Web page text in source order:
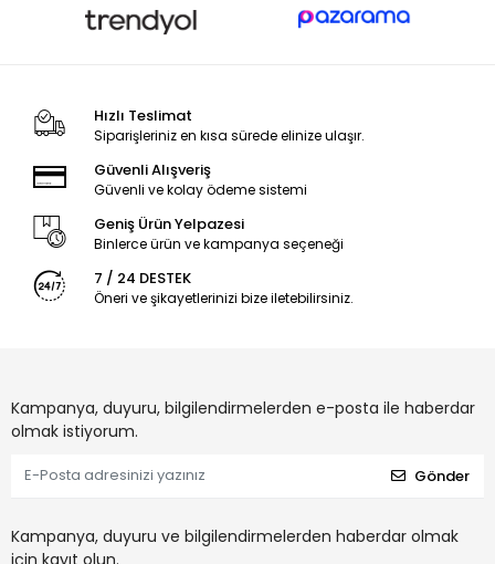
Hızlı Teslimat
Siparişleriniz en kısa sürede elinize ulaşır.
Güvenli Alışveriş
Güvenli ve kolay ödeme sistemi
Geniş Ürün Yelpazesi
Binlerce ürün ve kampanya seçeneği
7 / 24 DESTEK
Öneri ve şikayetlerinizi bize iletebilirsiniz.
Kampanya, duyuru, bilgilendirmelerden e-posta ile haberdar
olmak istiyorum.
Gönder
Kampanya, duyuru ve bilgilendirmelerden haberdar olmak
için kayıt olun.